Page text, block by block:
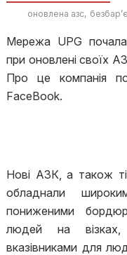
оновлена азс
Мережа UPG почала
при оновлені своїх
Про це компанія
FaceBook.
Нові АЗК, а також
обладнали
пониженими
людей на візках,
вказівниками для